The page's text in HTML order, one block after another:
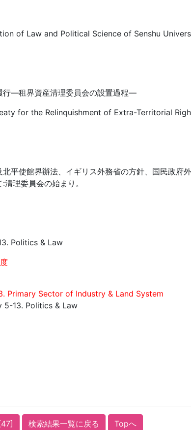
of Law and Political Science of Senshu
行―租界資産清理委員会の設置過程―
for the Relinquishment of Extra-Territorial
平使館界辦法、イギリス外務省の方針、国民政府
理委員会の始まり。
Politics & Law
Primary Sector of Industry & Land System
5-13. Politics & Law
検索結果一覧に戻る Topへ